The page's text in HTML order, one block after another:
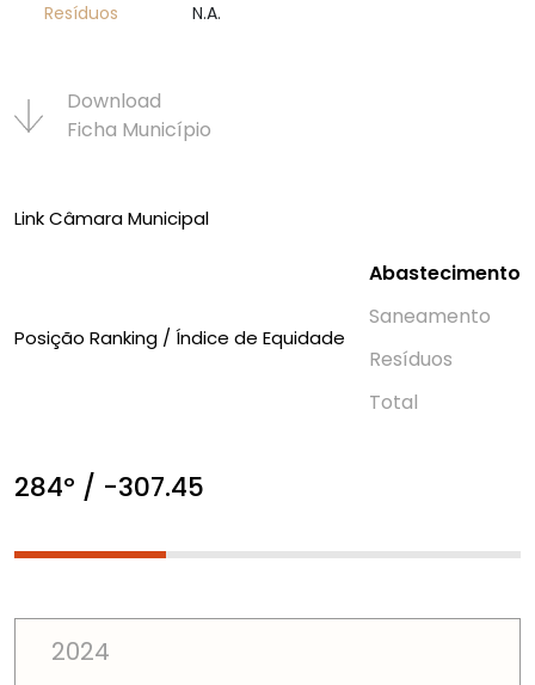
Resí­duos
N.A.
Download
Ficha Municí­pio
Link Câmara Municipal
Posição Ranking / Índice de Equidade
Abastecimento
Saneamento
Resí­duos
Total
284º / -307.45
2024